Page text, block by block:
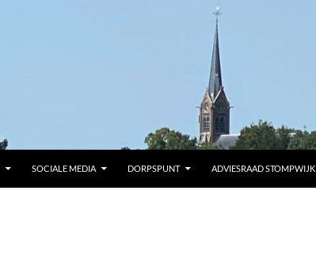
SOCIALE MEDIA DORPSPUNT ADVIESRAAD STOMPWIJK